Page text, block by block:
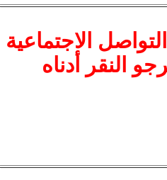
الاجتماعية
النقر أدناه